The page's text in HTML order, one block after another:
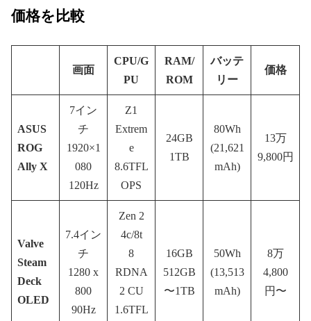
価格を比較
画面
CPU/G
PU
RAM/
ROM
バッテ
リー
価格
ASUS
ROG
Ally X
7イン
チ
1920×1
080
120Hz
Z1
Extrem
e
8.6TFL
OPS
24GB
1TB
80Wh
(21,621
mAh)
13万
9,800円
Valve
Steam
Deck
OLED
7.4イン
チ
1280 x
800
90Hz
Zen 2
4c/8t
8
RDNA
2 CU
1.6TFL
16GB
512GB
〜1TB
50Wh
(13,513
mAh)
8万
4,800
円〜